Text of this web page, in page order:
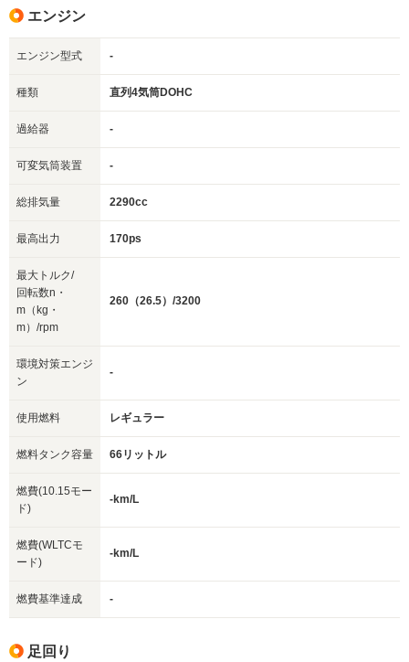
エンジン
エンジン型式 -
種類 直列4気筒DOHC
過給器 -
可変気筒装置 -
総排気量 2290cc
最高出力 170ps
最大トルク/
回転数n・
m（kg・
m）/rpm
260（26.5）/3200
環境対策エンジ
ン
-
使用燃料 レギュラー
燃料タンク容量 66リットル
燃費(10.15モー
ド)
-km/L
燃費(WLTCモ
ード)
-km/L
燃費基準達成 -
足回り